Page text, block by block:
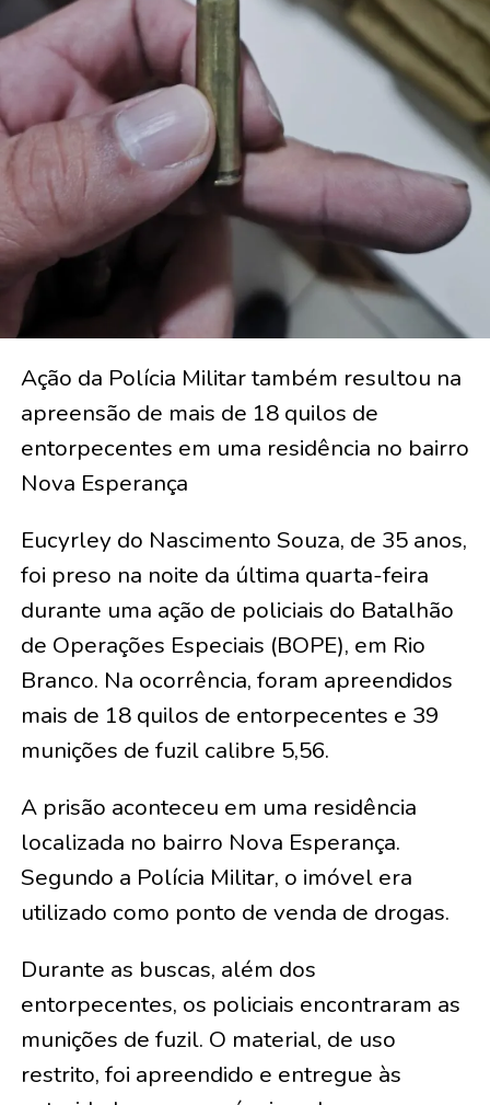
Ação da Polícia Militar também resultou na
apreensão de mais de 18 quilos de
entorpecentes em uma residência no bairro
Nova Esperança
Eucyrley do Nascimento Souza, de 35 anos,
foi preso na noite da última quarta-feira
durante uma ação de policiais do Batalhão
de Operações Especiais (BOPE), em Rio
Branco. Na ocorrência, foram apreendidos
mais de 18 quilos de entorpecentes e 39
munições de fuzil calibre 5,56.
A prisão aconteceu em uma residência
localizada no bairro Nova Esperança.
Segundo a Polícia Militar, o imóvel era
utilizado como ponto de venda de drogas.
Durante as buscas, além dos
entorpecentes, os policiais encontraram as
munições de fuzil. O material, de uso
restrito, foi apreendido e entregue às